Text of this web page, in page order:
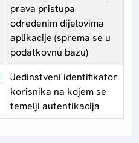
prava pristupa
određenim dijelovima
aplikacije (sprema se u
podatkovnu bazu)
Jedinstveni identifikator
korisnika na kojem se
temelji autentikacija